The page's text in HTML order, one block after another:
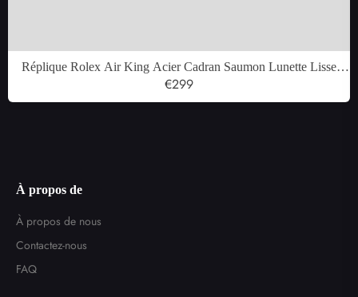
Réplique Rolex Air King Acier Cadran Saumon Lunette Lisse
Montre Homme 14000
€299
À propos de
À propos de nous
Contactez-nous
FAQ